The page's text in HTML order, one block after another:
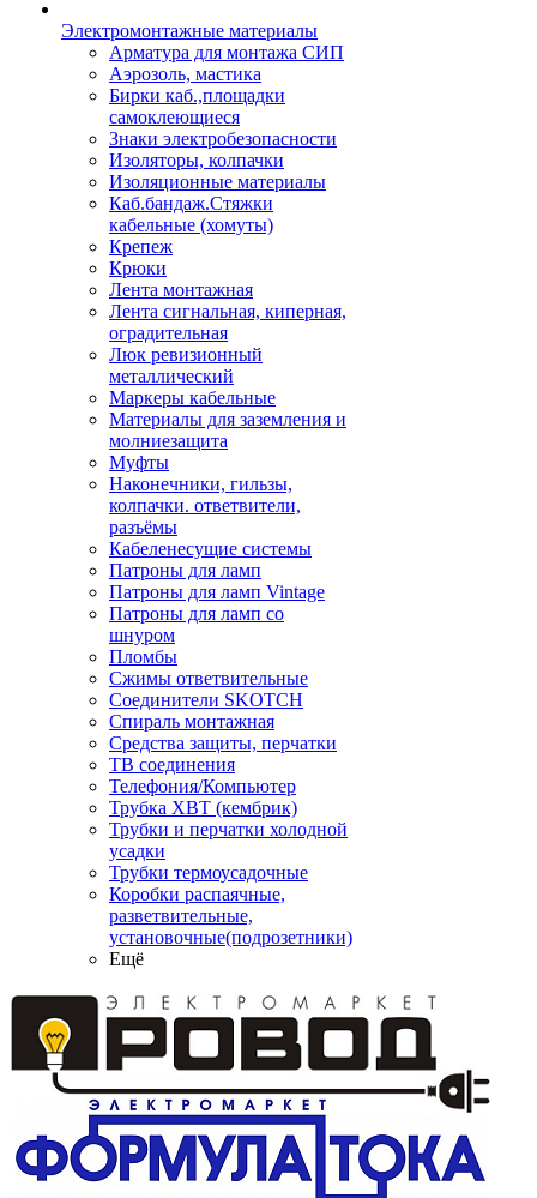
Электромонтажные материалы
Арматура для монтажа СИП
Аэрозоль, мастика
Бирки каб.,площадки
самоклеющиеся
Знаки электробезопасности
Изоляторы, колпачки
Изоляционные материалы
Каб.бандаж.Стяжки
кабельные (хомуты)
Крепеж
Крюки
Лента монтажная
Лента сигнальная, киперная,
оградительная
Люк ревизионный
металлический
Маркеры кабельные
Материалы для заземления и
молниезащита
Муфты
Наконечники, гильзы,
колпачки. ответвители,
разъёмы
Кабеленесущие системы
Патроны для ламп
Патроны для ламп Vintage
Патроны для ламп со
шнуром
Пломбы
Сжимы ответвительные
Соединители SKOTCH
Спираль монтажная
Средства защиты, перчатки
ТВ соединения
Телефония/Компьютер
Трубка ХВТ (кембрик)
Трубки и перчатки холодной
усадки
Трубки термоусадочные
Коробки распаячные,
разветвительные,
установочные(подрозетники)
Ещё